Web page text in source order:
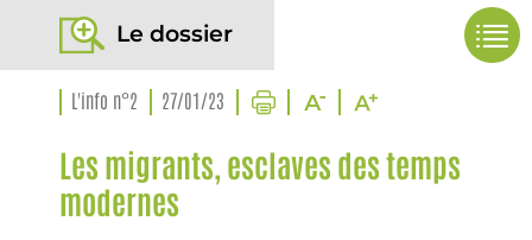
Le dossier
L'info n°2 27/01/23
Les migrants, esclaves des temps
modernes